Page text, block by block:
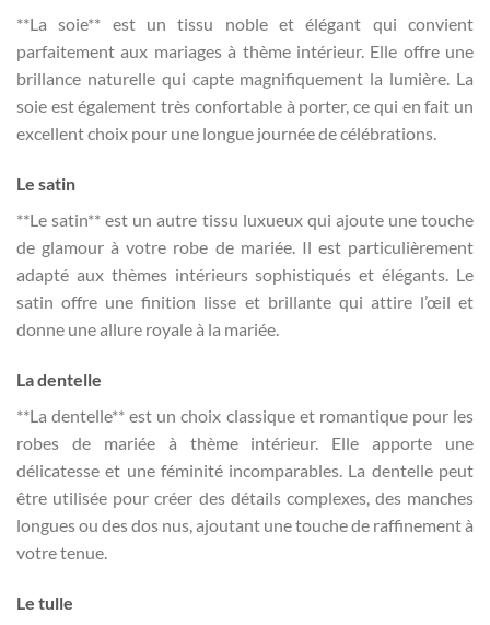
**La soie** est un tissu noble et élégant qui convient
parfaitement aux mariages à thème intérieur. Elle offre une
brillance naturelle qui capte magnifiquement la lumière. La
soie est également très confortable à porter, ce qui en fait un
excellent choix pour une longue journée de célébrations.
Le satin
**Le satin** est un autre tissu luxueux qui ajoute une touche
de glamour à votre robe de mariée. Il est particulièrement
adapté aux thèmes intérieurs sophistiqués et élégants. Le
satin offre une finition lisse et brillante qui attire l’œil et
donne une allure royale à la mariée.
La dentelle
**La dentelle** est un choix classique et romantique pour les
robes de mariée à thème intérieur. Elle apporte une
délicatesse et une féminité incomparables. La dentelle peut
être utilisée pour créer des détails complexes, des manches
longues ou des dos nus, ajoutant une touche de raffinement à
votre tenue.
Le tulle